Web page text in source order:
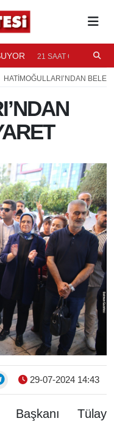
21 SAAT ÖNCE
HATİMOĞULLARI’NDAN
29-07-2024 14:43
Tülay